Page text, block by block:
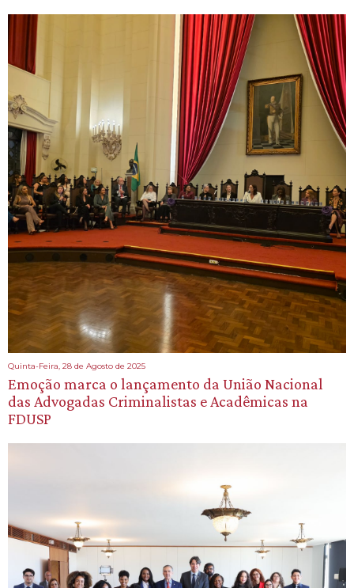
Quinta-Feira, 28 de Agosto de 2025
Emoção marca o lançamento da União Nacional
das Advogadas Criminalistas e Acadêmicas na
FDUSP